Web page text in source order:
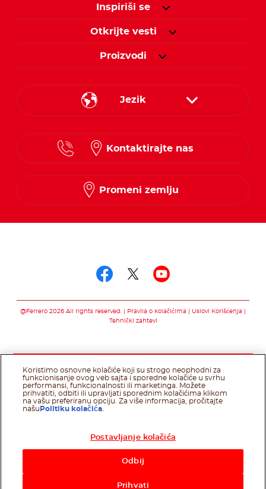
Inspiriši se
Otkrijte vesti
Proizvodi
Jezik
Kontaktirajte nas
Promeni zemlju
@Ferrero 2026 All rights reserved. Pravila o kolačićima
Uslovi Korišćenja
Tehnički zahtevi
Koristimo osnovne kolačiće koji su strogo neophodni za
funkcionisanje ovog veb sajta i sporedne kolačiće u svrhu
performansi, funkcionalnosti ili marketinga. Možete
prihvatiti, odbiti ili upravljati sporednim kolačićima klikom
na vašu preferiranu opciju. Za više informacija, pročitajte
našu Politiku kolačića
Postavljanje kolačića
Odbij
Prihvati